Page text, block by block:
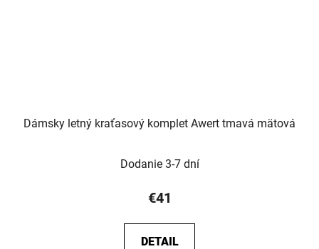
Dámsky letný kraťasový komplet Awert tmavá mätová
Dodanie 3-7 dní
€41
DETAIL